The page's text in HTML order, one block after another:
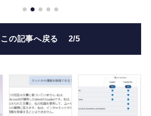
この記事へ戻る 2/5